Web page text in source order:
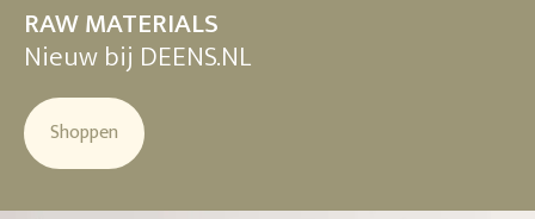
RAW MATERIALS
Nieuw bij DEENS.NL
Shoppen